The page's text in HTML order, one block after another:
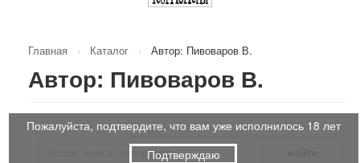
Главная › Каталог › Автор: Пивоваров В.
Автор: Пивоваров В.
Пожалуйста, подтвердите, что вам уже исполнилось 18 лет
Подтверждаю